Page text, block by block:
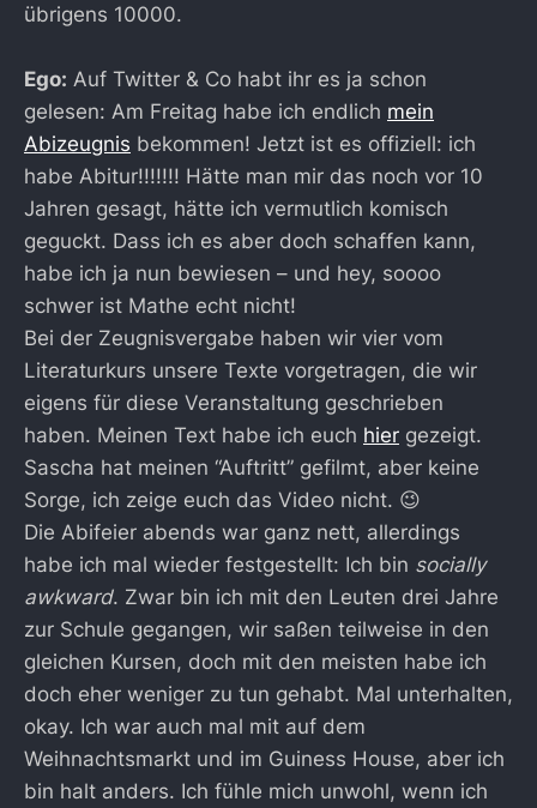
übrigens 10000.
Ego: Auf Twitter & Co habt ihr es ja schon
gelesen: Am Freitag habe ich endlich mein
Abizeugnis bekommen! Jetzt ist es offiziell: ich
habe Abitur!!!!!!! Hätte man mir das noch vor 10
Jahren gesagt, hätte ich vermutlich komisch
geguckt. Dass ich es aber doch schaffen kann,
habe ich ja nun bewiesen – und hey, soooo
schwer ist Mathe echt nicht!
Bei der Zeugnisvergabe haben wir vier vom
Literaturkurs unsere Texte vorgetragen, die wir
eigens für diese Veranstaltung geschrieben
haben. Meinen Text habe ich euch hier gezeigt.
Sascha hat meinen “Auftritt” gefilmt, aber keine
Sorge, ich zeige euch das Video nicht. 😉
Die Abifeier abends war ganz nett, allerdings
habe ich mal wieder festgestellt: Ich bin socially
awkward. Zwar bin ich mit den Leuten drei Jahre
zur Schule gegangen, wir saßen teilweise in den
gleichen Kursen, doch mit den meisten habe ich
doch eher weniger zu tun gehabt. Mal unterhalten,
okay. Ich war auch mal mit auf dem
Weihnachtsmarkt und im Guiness House, aber ich
bin halt anders. Ich fühle mich unwohl, wenn ich